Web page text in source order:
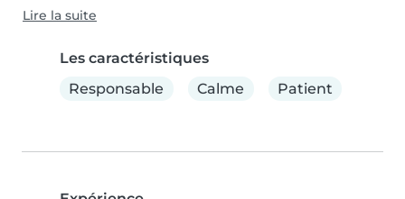
Lire la suite
Les caractéristiques
Responsable
Calme Patient